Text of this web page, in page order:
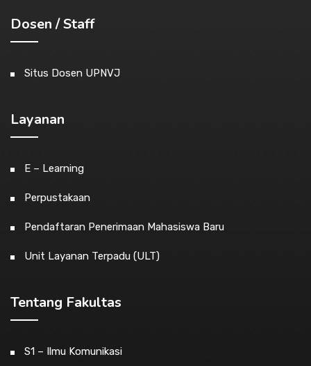
Dosen / Staff
Situs Dosen UPNVJ
Layanan
E – Learning
Perpustakaan
Pendaftaran Penerimaan Mahasiswa Baru
Unit Layanan Terpadu (ULT)
Tentang Fakultas
S1 – Ilmu Komunikasi